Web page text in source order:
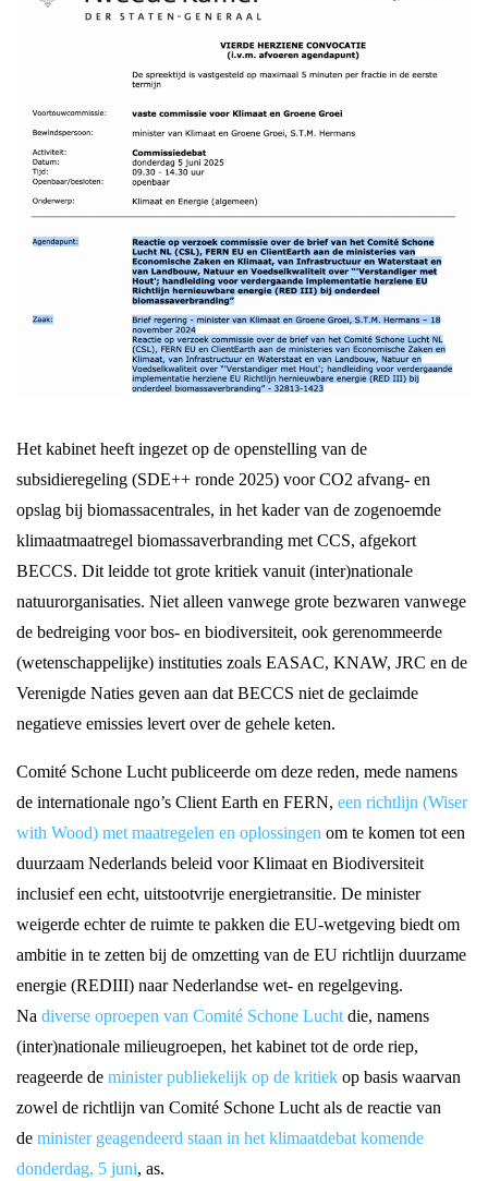
Het kabinet heeft ingezet op de openstelling van de
subsidieregeling (SDE++ ronde 2025) voor CO2 afvang- en
opslag bij biomassacentrales, in het kader van de zogenoemde
klimaatmaatregel biomassaverbranding met CCS, afgekort
BECCS. Dit leidde tot grote kritiek vanuit (inter)nationale
natuurorganisaties. Niet alleen vanwege grote bezwaren vanwege
de bedreiging voor bos- en biodiversiteit, ook gerenommeerde
(wetenschappelijke) instituties zoals EASAC, KNAW, JRC en de
Verenigde Naties geven aan dat BECCS niet de geclaimde
negatieve emissies levert over de gehele keten.
Comité Schone Lucht publiceerde om deze reden, mede namens
de internationale ngo’s Client Earth en FERN, een richtlijn (Wiser
with Wood) met maatregelen en oplossingen om te komen tot een
duurzaam Nederlands beleid voor Klimaat en Biodiversiteit
inclusief een echt, uitstootvrije energietransitie. De minister
weigerde echter de ruimte te pakken die EU-wetgeving biedt om
ambitie in te zetten bij de omzetting van de EU richtlijn duurzame
energie (REDIII) naar Nederlandse wet- en regelgeving.
Na diverse oproepen van Comité Schone Lucht die, namens
(inter)nationale milieugroepen, het kabinet tot de orde riep,
reageerde de minister publiekelijk op de kritiek op basis waarvan
zowel de richtlijn van Comité Schone Lucht als de reactie van
de minister geagendeerd staan in het klimaatdebat komende
donderdag, 5 juni, as.